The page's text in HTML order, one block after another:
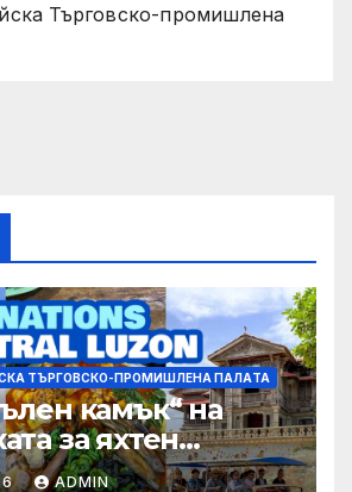
Търговско-промишлена
ТЪРГОВСКО-ПРОМИШЛЕНА ПАЛAТА
камък“ на
за яхтен
GBA
ADMIN